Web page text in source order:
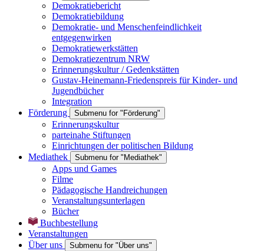
Demokratiebericht
Demokratiebildung
Demokratie- und Menschenfeindlichkeit
entgegenwirken
Demokratiewerkstätten
Demokratiezentrum NRW
Erinnerungskultur / Gedenkstätten
Gustav-Heinemann-Friedenspreis für Kinder- und
Jugendbücher
Integration
Förderung
Submenu for "Förderung"
Erinnerungskultur
parteinahe Stiftungen
Einrichtungen der politischen Bildung
Mediathek
Submenu for "Mediathek"
Apps und Games
Filme
Pädagogische Handreichungen
Veranstaltungsunterlagen
Bücher
Buchbestellung
Veranstaltungen
Über uns
Submenu for "Über uns"